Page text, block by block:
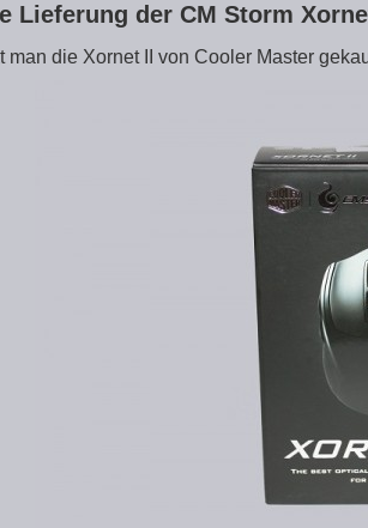
Lieferung der CM Storm
man die Xornet II von Cooler Master